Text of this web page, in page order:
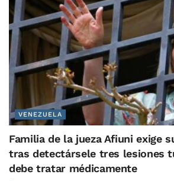
VENEZUELA
Familia de la jueza Afiuni exige
tras detectársele tres lesiones
debe tratar médicamente